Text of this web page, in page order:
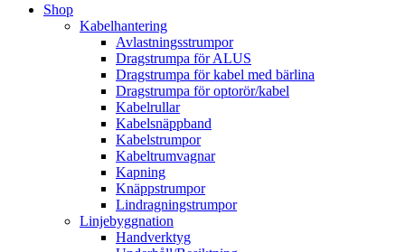
Shop
Kabelhantering
Avlastningsstrumpor
Dragstrumpa för ALUS
Dragstrumpa för kabel med bärlina
Dragstrumpa för optorör/kabel
Kabelrullar
Kabelsnäppband
Kabelstrumpor
Kabeltrumvagnar
Kapning
Knäppstrumpor
Lindragningstrumpor
Linjebyggnation
Handverktyg